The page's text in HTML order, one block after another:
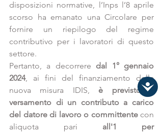
disposizioni normative, l’Inps l’8 aprile
scorso ha emanato una Circolare per
fornire un riepilogo del regime
contributivo per i lavoratori di questo
settore.
Pertanto, a decorrere dal 1° gennaio
2024, ai fini del finanziamento della
nuova misura IDIS, è previsto il
versamento di un contributo a carico
del datore di lavoro o committente con
aliquota pari all'1 per